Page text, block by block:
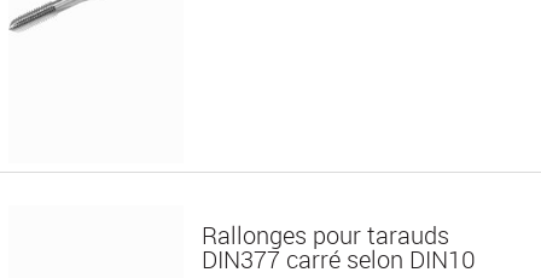
Rallonges pour tarauds
DIN377 carré selon DIN10